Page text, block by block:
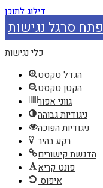
דילוג לתוכן
פתח סרגל נגישות
כלי נגישות
הגדל טקסט
הקטן טקסט
גווני אפור
ניגודיות גבוהה
ניגודיות הפוכה
רקע בהיר
הדגשת קישורים
פונט קריא
איפוס